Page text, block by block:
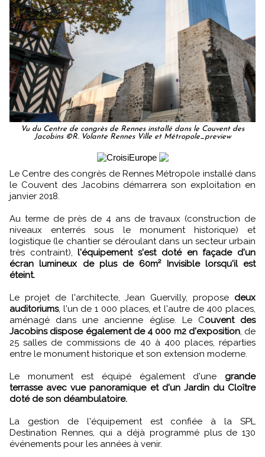
Vu du Centre de congrès de Rennes installé dans le Couvent des
Jacobins ©R. Volante Rennes Ville et Métropole_preview
Le Centre des congrès de Rennes Métropole installé dans
le Couvent des Jacobins démarrera son exploitation en
janvier 2018.
Au terme de près de 4 ans de travaux (construction de
niveaux enterrés sous le monument historique) et
logistique (le chantier se déroulant dans un secteur urbain
très contraint),l'équipement s'est doté en façade d'un
écran lumineux de plus de 60m² Invisible lorsqu'il est
éteint.
Le projet de l'architecte, Jean Guervilly, propose deux
auditoriums, l'un de 1 000 places, et l'autre de 400 places,
aménagé dans une ancienne église. Le Couvent des
Jacobins dispose également de 4 000 m2 d'exposition, de
25 salles de commissions de 40 à 400 places, réparties
entre le monument historique et son extension moderne.
Le monument est équipé également d'une grande
terrasse avec vue panoramique et d'un Jardin du Cloître
doté de son déambulatoire.
La gestion de l'équipement est confiée à la SPL
Destination Rennes, qui a déjà programmé plus de 130
événements pour les années à venir.